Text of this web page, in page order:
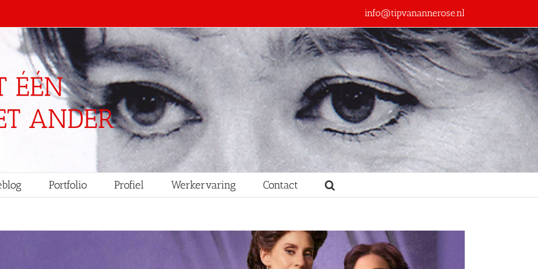
info@tipvanannerose.nl
Portfolio Profiel Werkervaring Contact